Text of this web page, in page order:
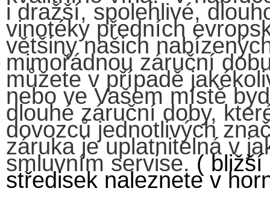
i dražší, spolehlivé,
vinotéky předních
většiny našich
mimořádnou záruční
můžete v případě
nebo ve Vašem místě
dlouhé záruční doby,
dovozců jednotlivých
záruka je uplatnitelná v
smluvním servise.( bližší
středisek naleznete v